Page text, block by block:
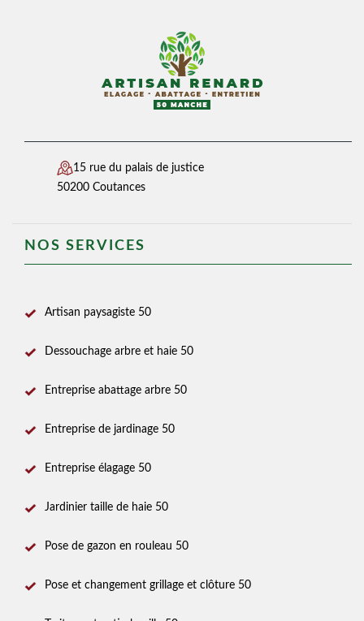
15 rue du palais de justice
50200 Coutances
NOS SERVICES
Artisan paysagiste 50
Dessouchage arbre et haie 50
Entreprise abattage arbre 50
Entreprise de jardinage 50
Entreprise élagage 50
Jardinier taille de haie 50
Pose de gazon en rouleau 50
Pose et changement grillage et clôture 50